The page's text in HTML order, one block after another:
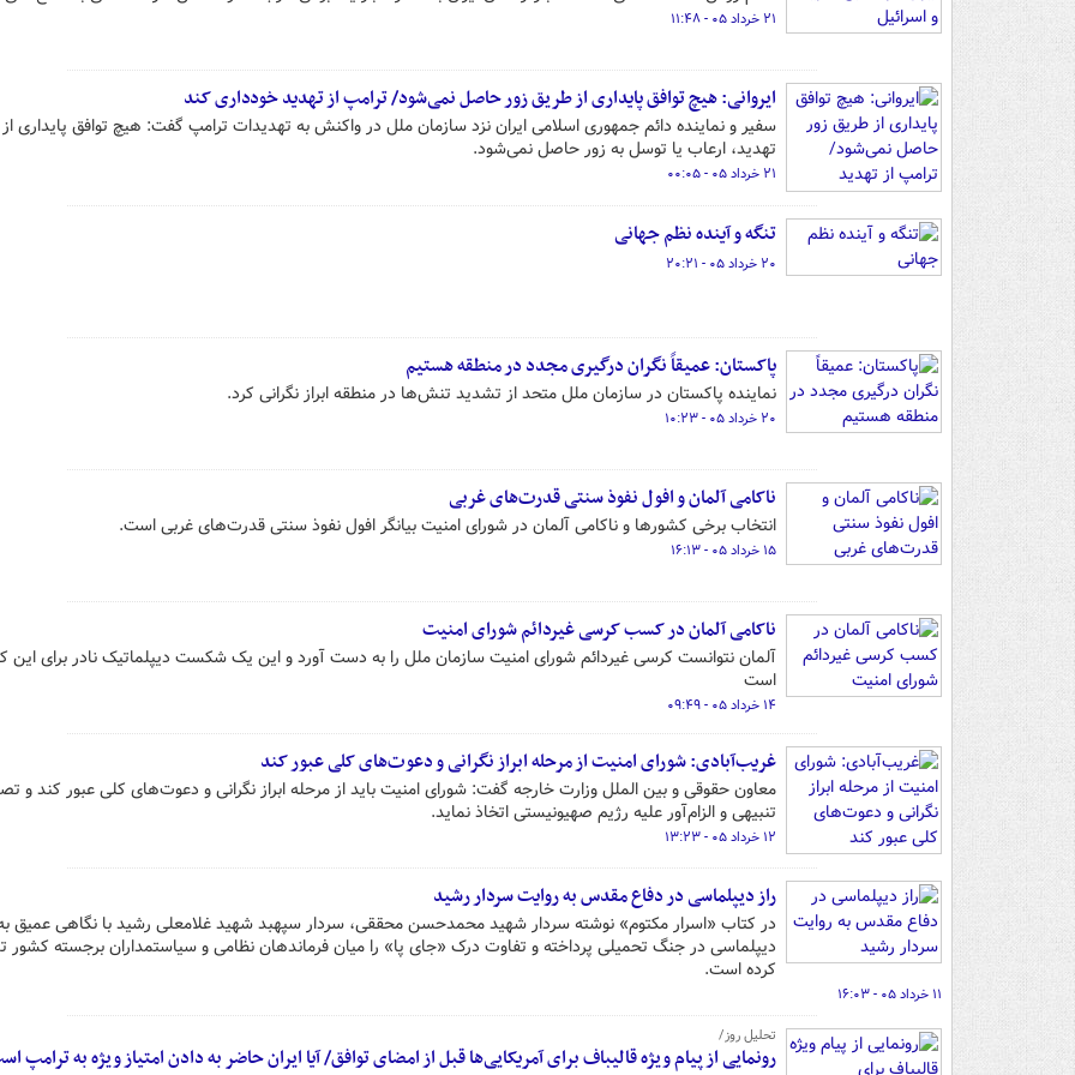
۲۱ خرداد ۰۵ - ۱۱:۴۸
ایروانی: هیچ توافق پایداری از طریق زور حاصل نمی‌شود/ ترامپ از تهدید خودداری کند
سفیر و نماینده دائم جمهوری اسلامی ایران نزد سازمان ملل در واکنش به تهدیدات ترامپ گفت: هیچ توافق پایداری
تهدید، ارعاب یا توسل به زور حاصل نمی‌شود.
۲۱ خرداد ۰۵ - ۰۰:۰۵
تنگه و آینده نظم جهانی
۲۰ خرداد ۰۵ - ۲۰:۲۱
پاکستان: عمیقاً نگران درگیری‌ مجدد در منطقه هستیم
نماینده پاکستان در سازمان ملل متحد از تشدید تنش‌ها در منطقه ابراز نگرانی کرد.
۲۰ خرداد ۰۵ - ۱۰:۲۳
ناکامی آلمان و افول نفوذ سنتی قدرت‌های غربی
انتخاب برخی کشورها و ناکامی آلمان در شورای امنیت بیانگر افول نفوذ سنتی قدرت‌های غربی است.
۱۵ خرداد ۰۵ - ۱۶:۱۳
ناکامی آلمان در کسب کرسی غیردائم شورای امنیت
آلمان نتوانست کرسی غیردائم شورای امنیت سازمان ملل را به دست آورد و این یک شکست دیپلماتیک نادر برای این
است
۱۴ خرداد ۰۵ - ۰۹:۴۹
غریب‌آبادی: شورای امنیت از مرحله ابراز نگرانی و دعوت‌های کلی عبور کند
معاون حقوقی و بین الملل وزارت خارجه گفت: شورای امنیت باید از مرحله ابراز نگرانی و دعوت‌های کلی عبور کند و
تنبیهی و الزام‌آور علیه رژیم صهیونیستی اتخاذ نماید.
۱۲ خرداد ۰۵ - ۱۳:۲۳
راز دیپلماسی در دفاع مقدس به روایت سردار رشید
در کتاب «اسرار مکتوم» نوشته سردار شهید محمدحسن محققی، سردار سپهبد شهید غلامعلی رشید با نگاهی عمیق
دیپلماسی در جنگ تحمیلی پرداخته و تفاوت درک «جای پا» را میان فرماندهان نظامی و سیاستمداران برجسته کشور
کرده است.
۱۱ خرداد ۰۵ - ۱۶:۰۳
تحلیل روز/
رونمایی از پیام ویژه قالیباف برای آمریکایی‌ها قبل از امضای توافق/ آیا ایران حاضر به دادن امتیاز ویژه به ترامپ